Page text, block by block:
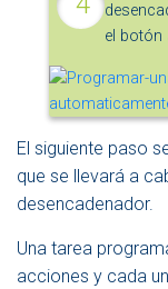
el botón
El siguiente paso
que se llevará a
desencadenador.
Una tarea
acciones y cada